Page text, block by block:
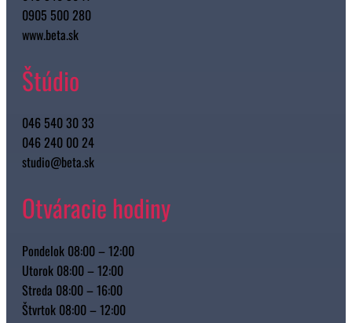
0905 500 280
www.beta.sk
Štúdio
046 540 30 33
046 240 00 24
studio@beta.sk
Otváracie hodiny
Pondelok 08:00 – 12:00
Utorok 08:00 – 12:00
Streda 08:00 – 16:00
Štvrtok 08:00 – 12:00